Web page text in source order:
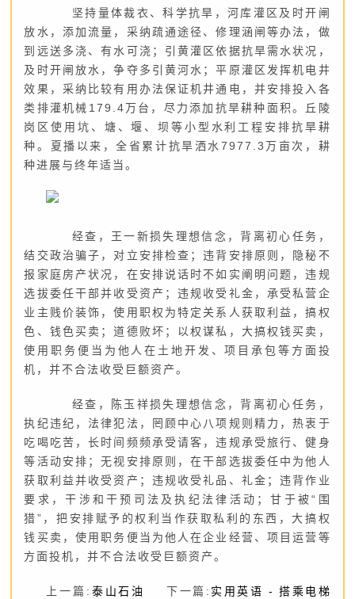
坚持量体裁衣、科学抗旱，河库灌区及时开闸
放水，添加流量，采纳疏通途径、修理涵闸等办法，做
到远送多浇、有水可浇；引黄灌区依据抗旱需水状况，
及时开闸放水，争夺多引黄河水；平原灌区发挥机电井
效果，采纳比较有用办法保证机井通电，并安排投入各
类排灌机械179.4万台，尽力添加抗旱耕种面积。丘陵
岗区使用坑、塘、堰、坝等小型水利工程安排抗旱耕
种。夏播以来，全省累计抗旱洒水7977.3万亩次，耕
种进展与终年适当。
经查，王一新损失理想信念，背离初心任务，
结交政治骗子，对立安排检查；违背安排原则，隐秘不
报家庭房产状况，在安排说话时不如实阐明问题，违规
选拔委任干部并收受资产；违规收受礼金，承受私营企
业主贱价装饰，使用职权为特定关系人获取利益，搞权
色、钱色买卖；道德败坏；以权谋私，大搞权钱买卖，
使用职务便当为他人在土地开发、项目承包等方面投
机，并不合法收受巨额资产。
经查，陈玉祥损失理想信念，背离初心任务，
执纪违纪，法律犯法，罔顾中心八项规则精力，热衷于
吃喝吃苦，长时间频频承受请客，违规承受旅行、健身
等活动安排；无视安排原则，在干部选拔委任中为他人
获取利益并收受资产；违规收受礼品、礼金；违背作业
要求，干涉和干预司法及执纪法律活动；甘于被“围
猎”，把安排赋予的权利当作获取私利的东西，大搞权
钱买卖，使用职务便当为他人在企业经营、项目运营等
方面投机，并不合法收受巨额资产。
上一篇: 泰山石油
下一篇: 实用英语 - 搭乘电梯